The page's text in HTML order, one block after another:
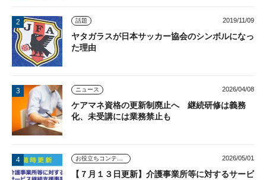
話題 2019/11/09
ヤタガラスが日本サッカー協会のシンボルになっ
た理由
ニュース 2026/04/08
ケアマネ資格の更新制廃止へ 継続研修は義務
化、未受講には業務禁止も
お役立ちコンテンツ 2026/05/01
【７月１３日更新】介護事業所等に対するサービ